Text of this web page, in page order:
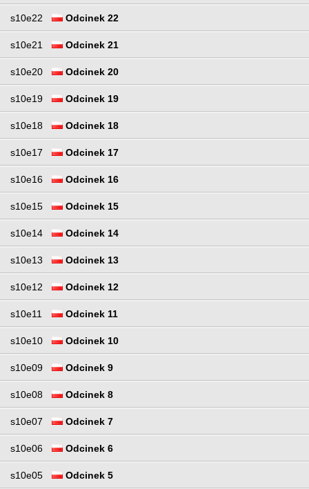
s10e22 Odcinek 22
s10e21 Odcinek 21
s10e20 Odcinek 20
s10e19 Odcinek 19
s10e18 Odcinek 18
s10e17 Odcinek 17
s10e16 Odcinek 16
s10e15 Odcinek 15
s10e14 Odcinek 14
s10e13 Odcinek 13
s10e12 Odcinek 12
s10e11 Odcinek 11
s10e10 Odcinek 10
s10e09 Odcinek 9
s10e08 Odcinek 8
s10e07 Odcinek 7
s10e06 Odcinek 6
s10e05 Odcinek 5